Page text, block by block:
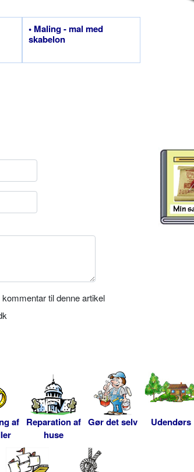
• Maling - mal med
skabelon
til denne artikel
af Reparation af
huse
Gør det selv Udendørs